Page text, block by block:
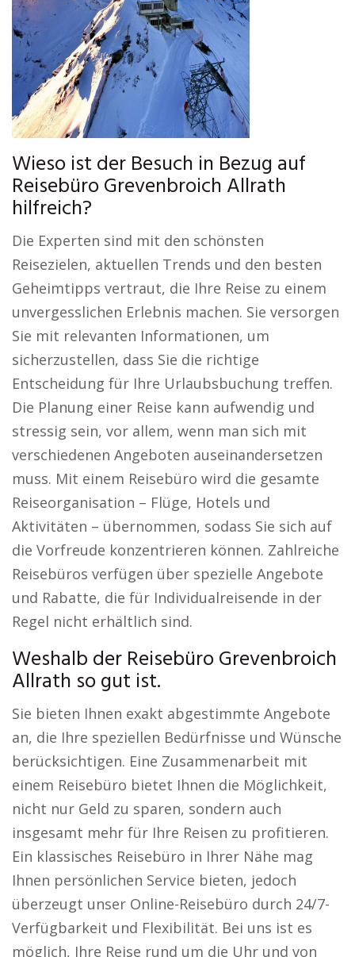
Wieso ist der Besuch in Bezug auf
Reisebüro Grevenbroich Allrath
hilfreich?
Die Experten sind mit den schönsten
Reisezielen, aktuellen Trends und den besten
Geheimtipps vertraut, die Ihre Reise zu einem
unvergesslichen Erlebnis machen. Sie versorgen
Sie mit relevanten Informationen, um
sicherzustellen, dass Sie die richtige
Entscheidung für Ihre Urlaubsbuchung treffen.
Die Planung einer Reise kann aufwendig und
stressig sein, vor allem, wenn man sich mit
verschiedenen Angeboten auseinandersetzen
muss. Mit einem Reisebüro wird die gesamte
Reiseorganisation – Flüge, Hotels und
Aktivitäten – übernommen, sodass Sie sich auf
die Vorfreude konzentrieren können. Zahlreiche
Reisebüros verfügen über spezielle Angebote
und Rabatte, die für Individualreisende in der
Regel nicht erhältlich sind.
Weshalb der Reisebüro Grevenbroich
Allrath so gut ist.
Sie bieten Ihnen exakt abgestimmte Angebote
an, die Ihre speziellen Bedürfnisse und Wünsche
berücksichtigen. Eine Zusammenarbeit mit
einem Reisebüro bietet Ihnen die Möglichkeit,
nicht nur Geld zu sparen, sondern auch
insgesamt mehr für Ihre Reisen zu profitieren.
Ein klassisches Reisebüro in Ihrer Nähe mag
Ihnen persönlichen Service bieten, jedoch
überzeugt unser Online-Reisebüro durch 24/7-
Verfügbarkeit und Flexibilität. Bei uns ist es
möglich, Ihre Reise rund um die Uhr und von